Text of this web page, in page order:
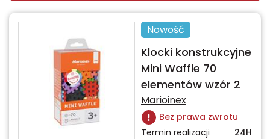
Nowość
Klocki konstrukcyjne
Mini Waffle 70
elementów wzór 2
Marioinex
Bez prawa zwrotu
Termin realizacji
24H